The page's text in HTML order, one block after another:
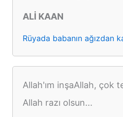
ALİ KAAN
Rüyada babanın ağızdan
Allah'ım inşaAllah, çok
Allah razı olsun...